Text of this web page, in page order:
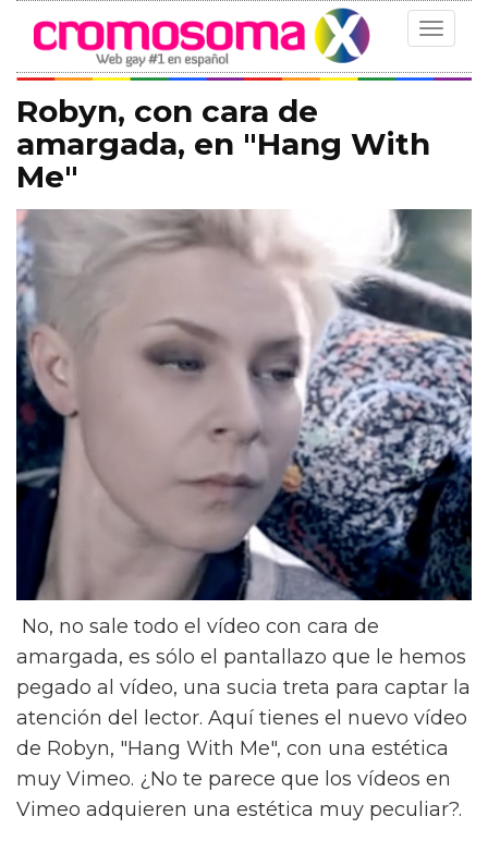
Toggle
Robyn, con cara de
amargada, en "Hang With
Me"
No, no sale todo el vídeo con cara de
amargada, es sólo el pantallazo que le hemos
pegado al vídeo, una sucia treta para captar la
atención del lector. Aquí tienes el nuevo vídeo
de Robyn, "Hang With Me", con una estética
muy Vimeo. ¿No te parece que los vídeos en
Vimeo adquieren una estética muy peculiar?.